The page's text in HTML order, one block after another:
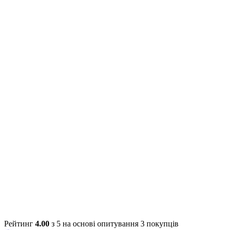
Рейтинг 4.00 з 5 на основі опитування 3 покупців